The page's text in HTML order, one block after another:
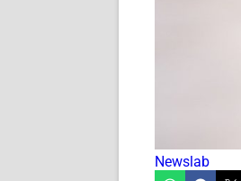
Newslab